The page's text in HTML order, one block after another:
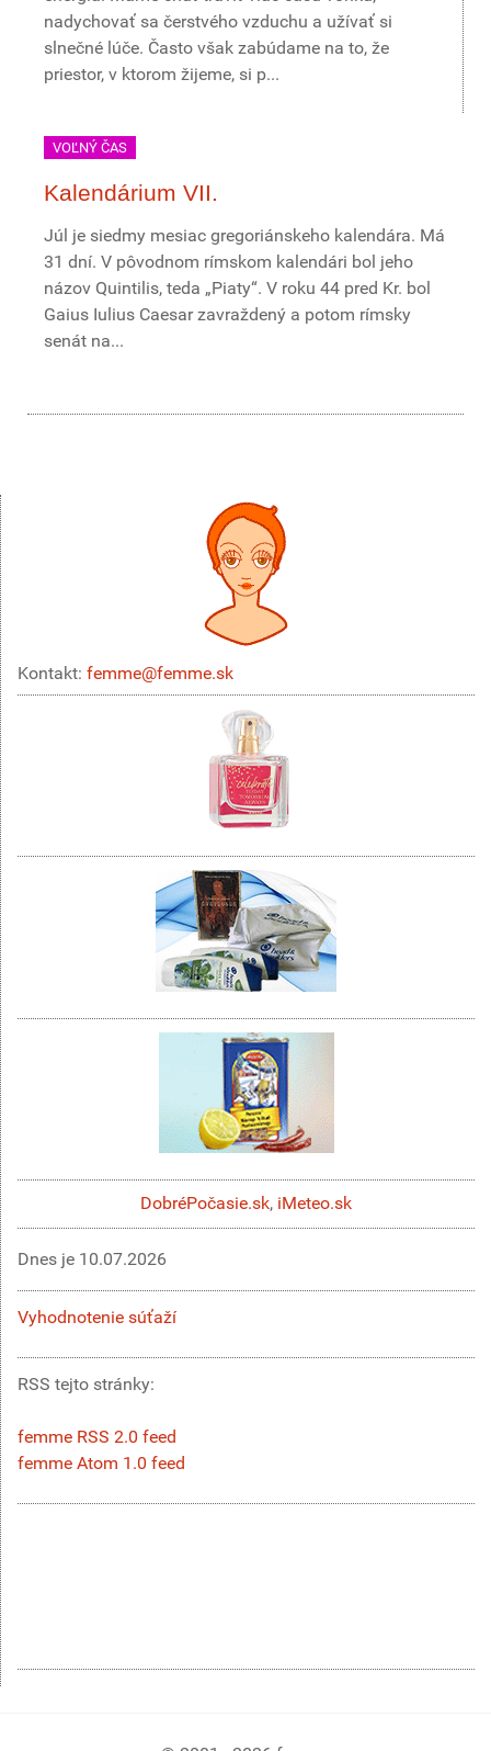
nadychovať sa čerstvého vzduchu a užívať si
slnečné lúče. Často však zabúdame na to, že
priestor, v ktorom žijeme, si p...
VOĽNÝ ČAS
Kalendárium VII.
Júl je siedmy mesiac gregoriánskeho kalendára. Má
31 dní. V pôvodnom rímskom kalendári bol jeho
názov Quintilis, teda „Piaty“. V roku 44 pred Kr. bol
Gaius Iulius Caesar zavraždený a potom rímsky
senát na...
Kontakt: femme@femme.sk
DobréPočasie.sk, iMeteo.sk
Dnes je 10.07.2026
Vyhodnotenie súťaží
RSS tejto stránky:
femme RSS 2.0 feed
femme Atom 1.0 feed